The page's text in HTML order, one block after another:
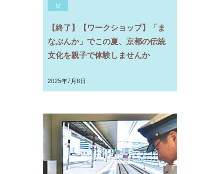
せ
【終了】【ワークショップ】「ま
なぶんか」でこの夏、京都の伝統
文化を親子で体験しませんか
2025年7月8日